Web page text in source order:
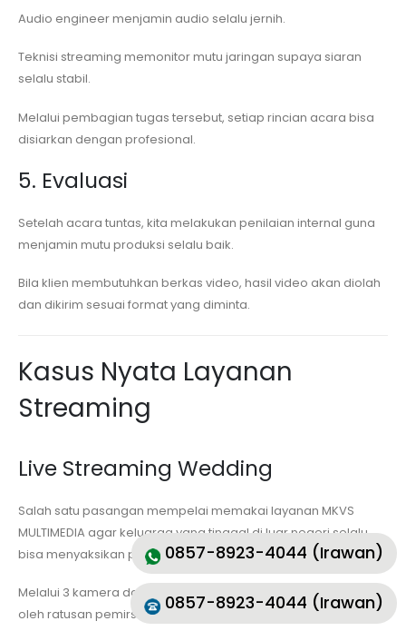
Audio engineer menjamin audio selalu jernih.
Teknisi streaming memonitor mutu jaringan supaya siaran
selalu stabil.
Melalui pembagian tugas tersebut, setiap rincian acara bisa
disiarkan dengan profesional.
5. Evaluasi
Setelah acara tuntas, kita melakukan penilaian internal guna
menjamin mutu produksi selalu baik.
Bila klien membutuhkan berkas video, hasil video akan diolah
dan dikirim sesuai format yang diminta.
Kasus Nyata Layanan
Streaming
Live Streaming Wedding
Salah satu pasangan mempelai memakai layanan MKVS
MULTIMEDIA agar keluarga yang tinggal di luar negeri selalu
bisa menyaksikan prosesi akad dan resepsi.
Melalui 3 kamera dan grafis berkualitas, acara sukses ditonton
oleh ratusan pemirsa dengan bersamaan tanpa kendala.
0857-8923-4044 (Irawan)
0857-8923-4044 (Irawan)